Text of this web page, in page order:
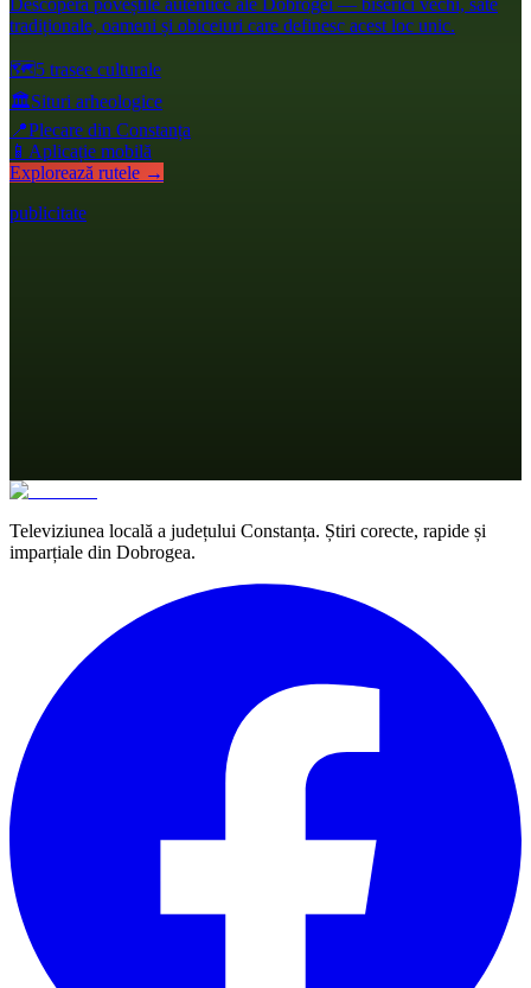
tradiționale, oameni și obiceiuri care definesc acest loc unic.
🗺️5 trasee culturale
🏛️Situri arheologice
📍Plecare din Constanța
📱 Aplicație mobilă
Explorează rutele →
publicitate
Televiziunea locală a județului Constanța. Știri corecte, rapide și
imparțiale din Dobrogea.